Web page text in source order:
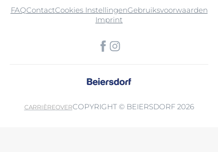
FAQContactCookies InstellingenGebruiksvoorwaarden
Imprint
CARRIÈREOVERCOPYRIGHT © BEIERSDORF 2026